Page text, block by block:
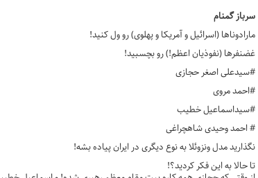
سرباز گمنام
مارادوناها (اسرائیل و آمریکا و پهلوی) رو ول کنید!
غضنفرها (نفوذیان اعظم!) رو بچسبید!
#سیدعلی اصغر حجازی
#احمد مروی
#سیداسماعیل خطیب
# احمد وحیدی شاهچراغی
نگذارید مدل ونزوئلا به نوع دیگری در ایران پیاده بشه!
تا حالا به این فکر کردید؟!